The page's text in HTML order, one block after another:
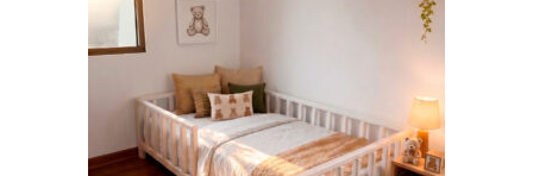
Seleccionar opciones
producto
tiene
múltiples